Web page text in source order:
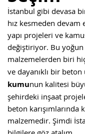
İstanbul gibi devasa
hız kesmeden
yapı projeleri ve
değiştiriyor. Bu
malzemelerden biri
ve dayanıklı bir
kumunun kalitesi
şehirdeki inşaat
beton
malzemedir. Şimdi